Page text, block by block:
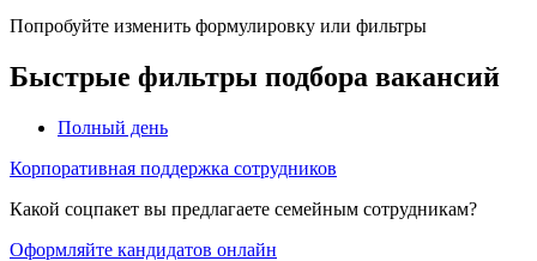
Попробуйте изменить формулировку или фильтры
Быстрые фильтры подбора вакансий
Полный день
Корпоративная поддержка сотрудников
Какой соцпакет вы предлагаете семейным сотрудникам?
Оформляйте кандидатов онлайн